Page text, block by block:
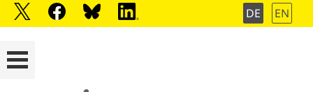
DE EN